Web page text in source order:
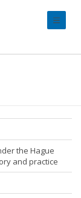
the Hague
and practice